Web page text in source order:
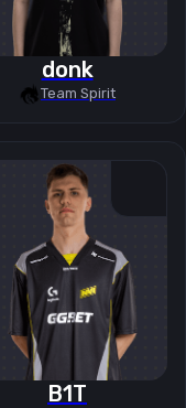
donk
Team Spirit
B1T